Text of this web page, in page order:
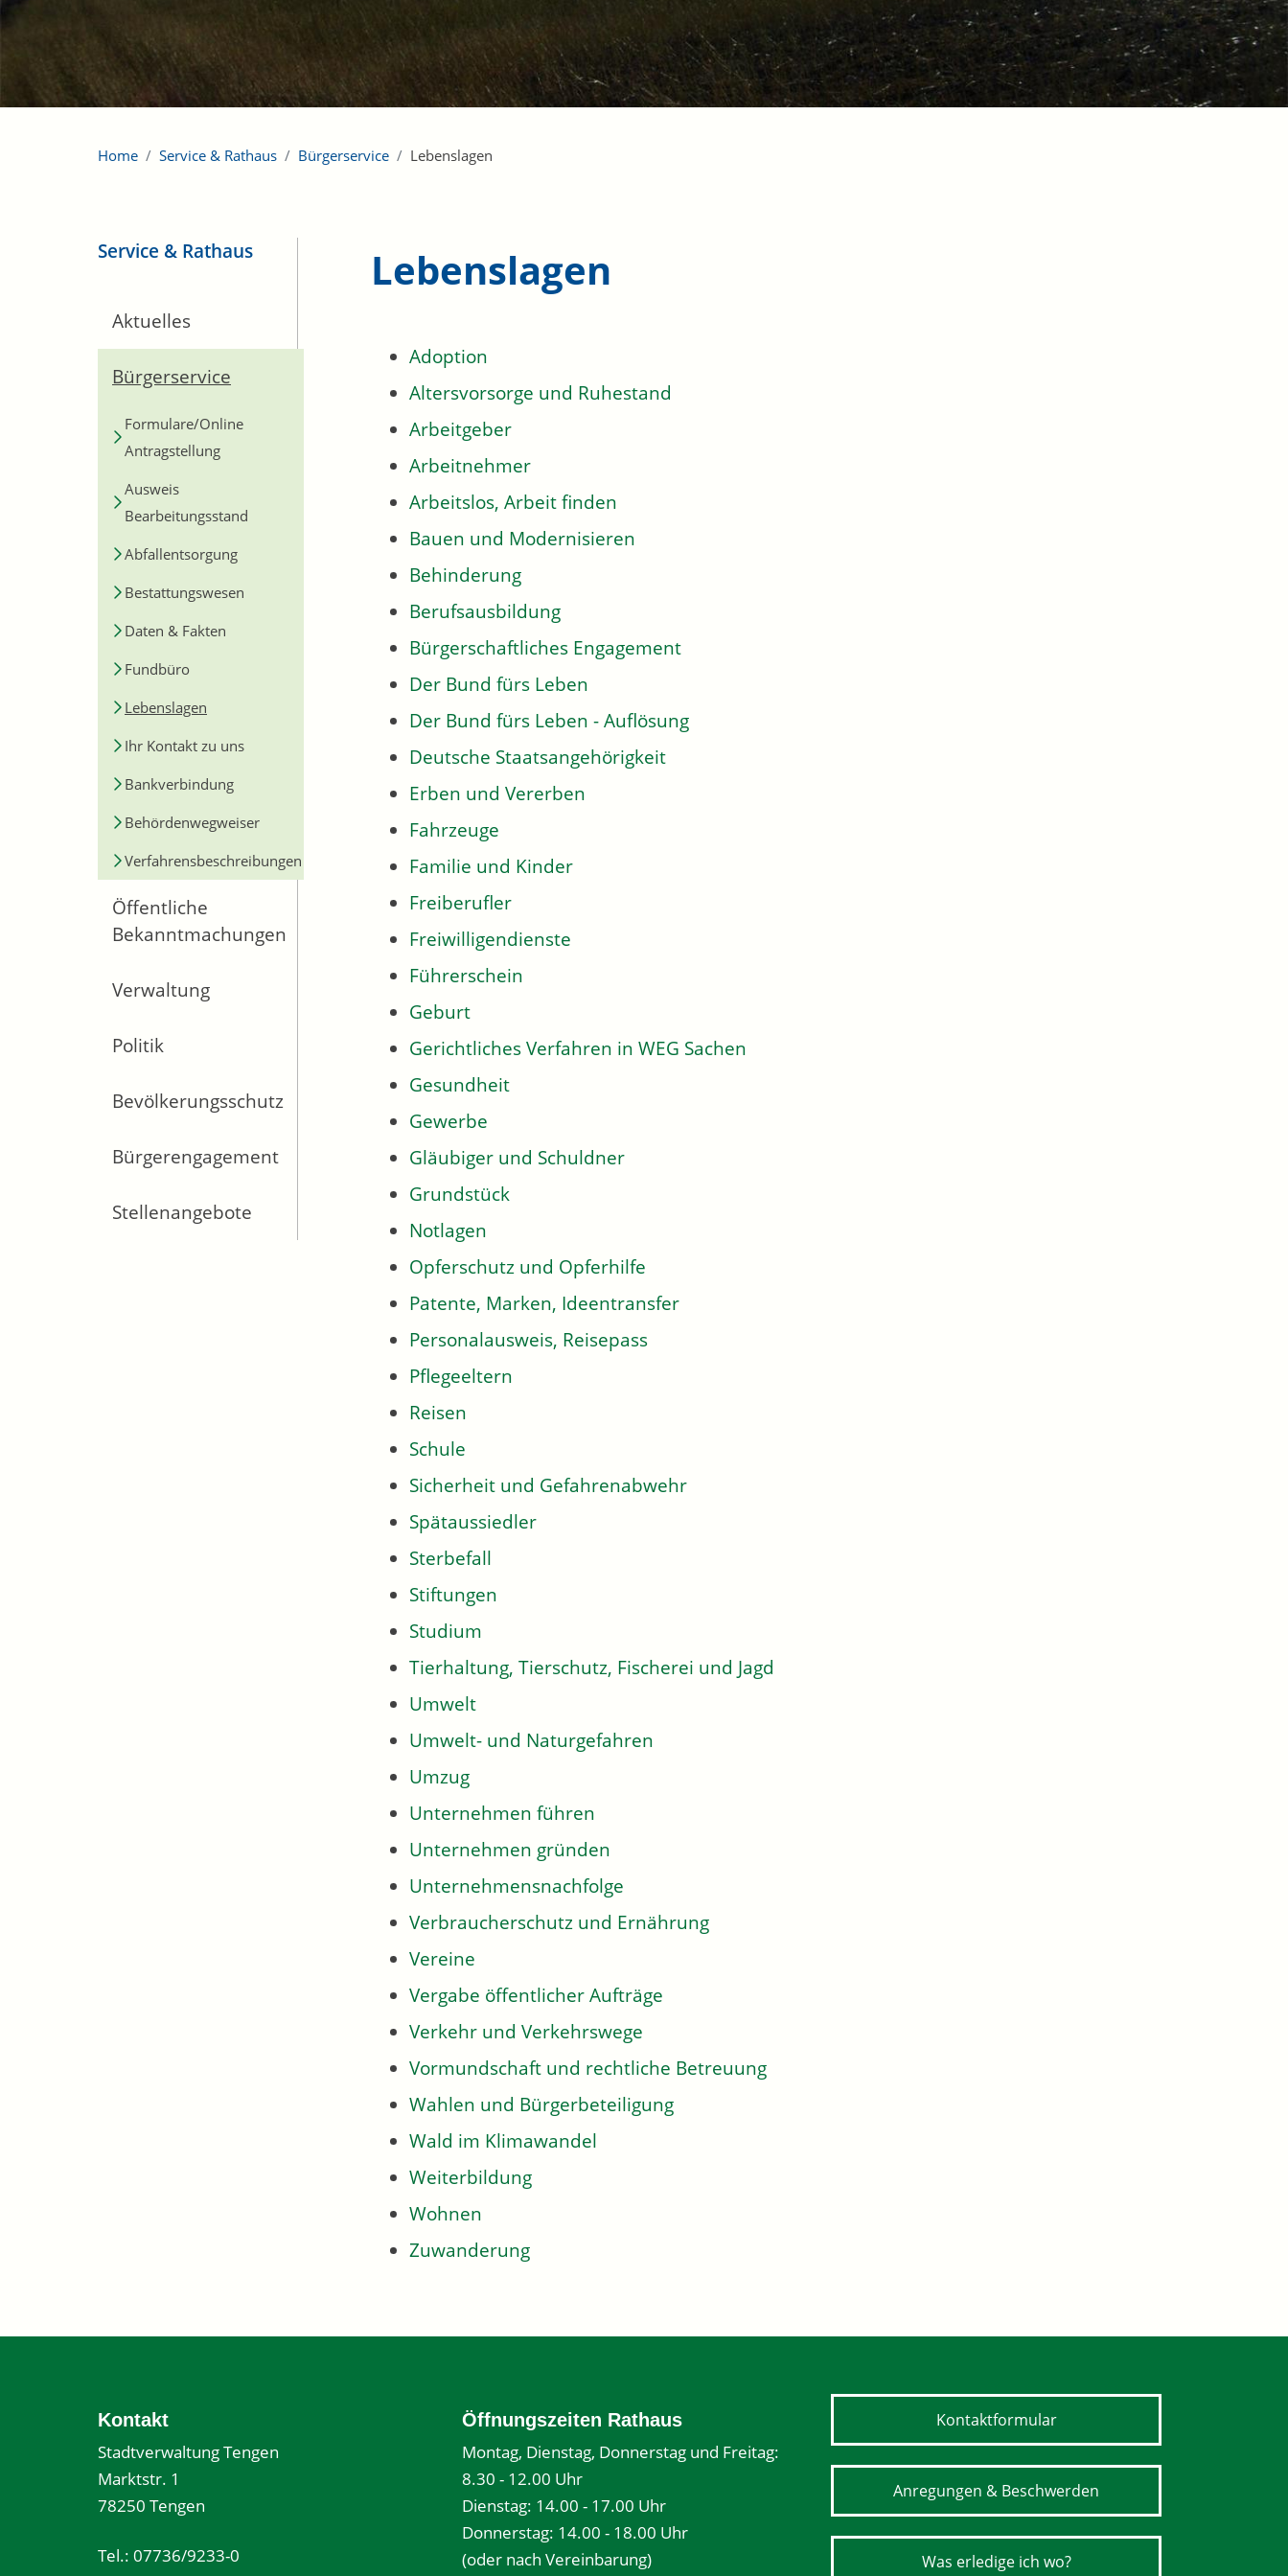
Home Service & Rathaus Bürgerservice Lebenslagen
Service & Rathaus
Aktuelles
Bürgerservice
Formulare/Online
Antragstellung
Ausweis
Bearbeitungsstand
Abfallentsorgung
Bestattungswesen
Daten & Fakten
Fundbüro
Lebenslagen
Ihr Kontakt zu uns
Bankverbindung
Behördenwegweiser
Verfahrensbeschreibungen
Öffentliche
Bekanntmachungen
Verwaltung
Politik
Bevölkerungsschutz
Bürgerengagement
Stellenangebote
Lebenslagen
Adoption
Altersvorsorge und Ruhestand
Arbeitgeber
Arbeitnehmer
Arbeitslos, Arbeit finden
Bauen und Modernisieren
Behinderung
Berufsausbildung
Bürgerschaftliches Engagement
Der Bund fürs Leben
Der Bund fürs Leben - Auflösung
Deutsche Staatsangehörigkeit
Erben und Vererben
Fahrzeuge
Familie und Kinder
Freiberufler
Freiwilligendienste
Führerschein
Geburt
Gerichtliches Verfahren in WEG Sachen
Gesundheit
Gewerbe
Gläubiger und Schuldner
Grundstück
Notlagen
Opferschutz und Opferhilfe
Patente, Marken, Ideentransfer
Personalausweis, Reisepass
Pflegeeltern
Reisen
Schule
Sicherheit und Gefahrenabwehr
Spätaussiedler
Sterbefall
Stiftungen
Studium
Tierhaltung, Tierschutz, Fischerei und Jagd
Umwelt
Umwelt- und Naturgefahren
Umzug
Unternehmen führen
Unternehmen gründen
Unternehmensnachfolge
Verbraucherschutz und Ernährung
Vereine
Vergabe öffentlicher Aufträge
Verkehr und Verkehrswege
Vormundschaft und rechtliche Betreuung
Wahlen und Bürgerbeteiligung
Wald im Klimawandel
Weiterbildung
Wohnen
Zuwanderung
Kontakt
Stadtverwaltung Tengen
Marktstr. 1
78250 Tengen
Tel.: 07736/9233-0
Öffnungszeiten Rathaus
Montag, Dienstag, Donnerstag und Freitag:
8.30 - 12.00 Uhr
Dienstag: 14.00 - 17.00 Uhr
Donnerstag: 14.00 - 18.00 Uhr
(oder nach Vereinbarung)
Kontaktformular
Anregungen & Beschwerden
Was erledige ich wo?